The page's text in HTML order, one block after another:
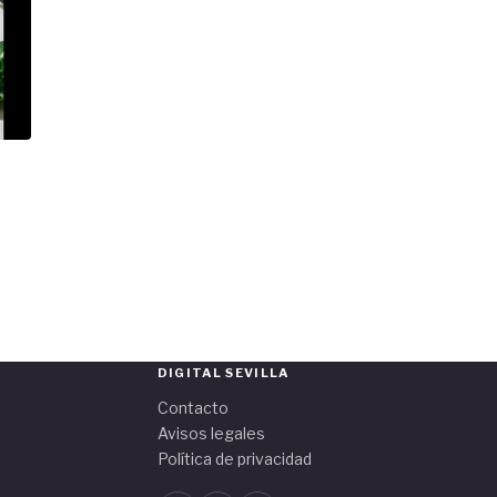
DIGITAL SEVILLA
Contacto
Avisos legales
Política de privacidad